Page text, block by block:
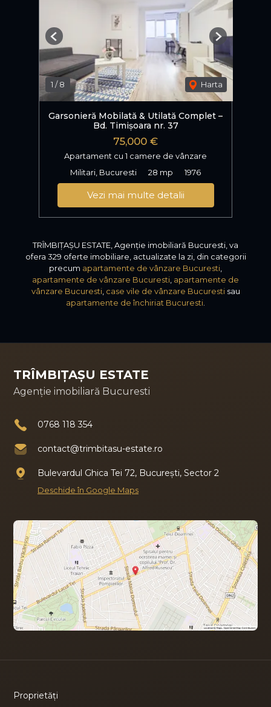
1 /8 Harta
Previous Next
Garsonieră Mobilată & Utilată Complet –
Bd. Timișoara nr. 37
75,000 €
Apartament cu 1 camere de vânzare
Militari, Bucuresti
28 mp 1976
Vezi mai multe detalii
TRÎMBIȚAȘU ESTATE, Agenție imobiliară Bucuresti, va
ofera 329 oferte imobiliare, actualizate la zi, din categorii
precum apartamente de vânzare Bucuresti
apartamente de vânzare Bucuresti apartamente de
vânzare Bucuresti, case vile de vânzare Bucurestisau
apartamente de închiriat Bucuresti
TRÎMBIȚAȘU ESTATE
Agenție imobiliară Bucuresti
0768 118 354
contact@trimbitasu-estate.ro
Bulevardul Ghica Tei 72, București, Sector 2
Deschide în Google Maps
Proprietăți